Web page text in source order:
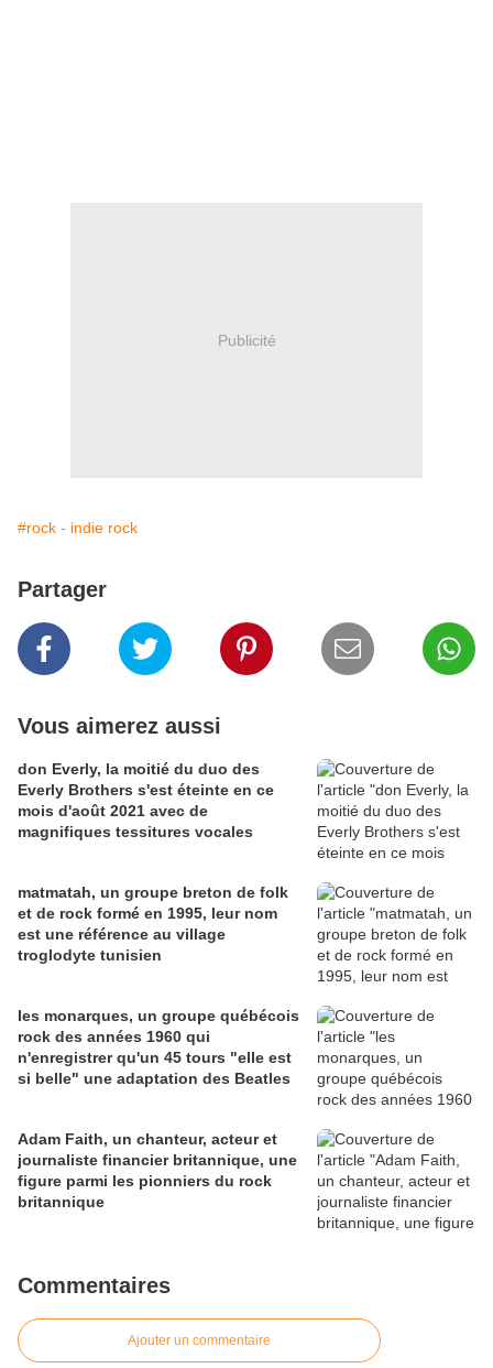
Publicité
#rock - indie rock
Partager
Vous aimerez aussi
don Everly, la moitié du duo des
Everly Brothers s'est éteinte en ce
mois d'août 2021 avec de
magnifiques tessitures vocales
matmatah, un groupe breton de folk
et de rock formé en 1995, leur nom
est une référence au village
troglodyte tunisien
les monarques, un groupe québécois
rock des années 1960 qui
n'enregistrer qu'un 45 tours "elle est
si belle" une adaptation des Beatles
Adam Faith, un chanteur, acteur et
journaliste financier britannique, une
figure parmi les pionniers du rock
britannique
Commentaires
Ajouter un commentaire